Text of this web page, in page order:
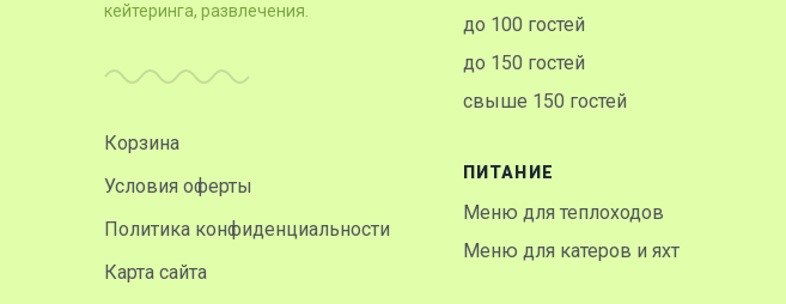
кейтеринга, развлечения.
Корзина
Условия оферты
Политика конфиденциальности
Карта сайта
до 100 гостей
до 150 гостей
свыше 150 гостей
ПИТАНИЕ
Меню для теплоходов
Меню для катеров и яхт